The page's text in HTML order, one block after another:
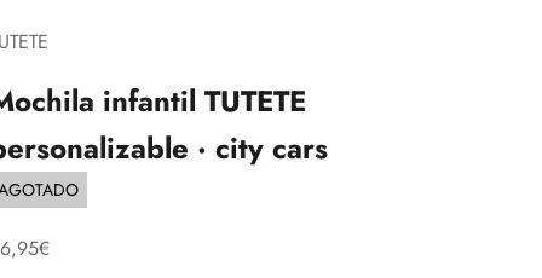
infantil TUTETE
· city cars
de oferta